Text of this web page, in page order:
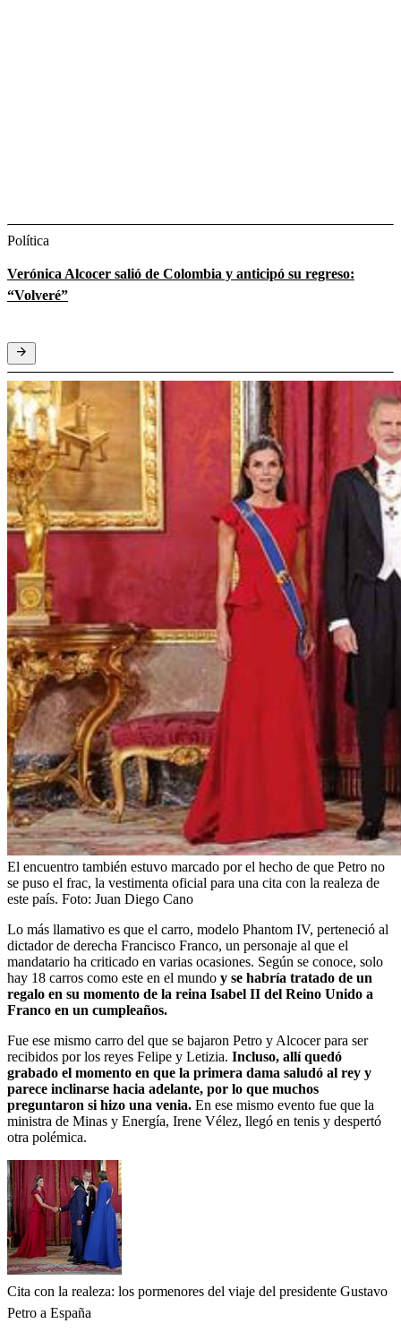
Política
Verónica Alcocer salió de Colombia y anticipó su regreso:
“Volveré”
El encuentro también estuvo marcado por el hecho de que Petro no
se puso el frac, la vestimenta oficial para una cita con la realeza de
este país. Foto: Juan Diego Cano
Lo más llamativo es que el carro, modelo Phantom IV, perteneció al
dictador de derecha Francisco Franco, un personaje al que el
mandatario ha criticado en varias ocasiones. Según se conoce, solo
hay 18 carros como este en el mundo y se habría tratado de un
regalo en su momento de la reina Isabel II del Reino Unido a
Franco en un cumpleaños.
Fue ese mismo carro del que se bajaron Petro y Alcocer para ser
recibidos por los reyes Felipe y Letizia. Incluso, allí quedó
grabado el momento en que la primera dama saludó al rey y
parece inclinarse hacia adelante, por lo que muchos
preguntaron si hizo una venia. En ese mismo evento fue que la
ministra de Minas y Energía, Irene Vélez, llegó en tenis y despertó
otra polémica.
Cita con la realeza: los pormenores del viaje del presidente Gustavo
Petro a España